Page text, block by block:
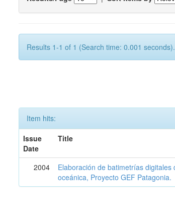
Results 1-1 of 1 (Search time: 0.001 seconds).
Item hits:
Issue
Date
Title
2004
Elaboración de batimetrías
oceánica, Proyecto GEF Patagonia.